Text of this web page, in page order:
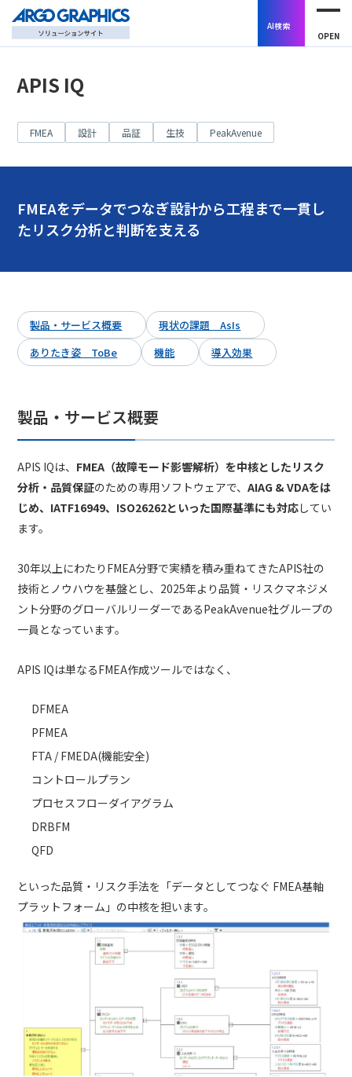
AI検索
OPEN
APIS IQ
FMEA 設計 品証 生技 PeakAvenue
FMEAをデータでつなぎ設計から工程まで一貫し
たリスク分析と判断を支える
製品・サービス概要
現状の課題 AsIs
ありたき姿 ToBe
機能 導入効果
製品・サービス概要
APIS IQは、 FMEA（故障モード影響解析）を中核としたリスク
分析・品質保証のための専用ソフトウェアで、AIAG & VDAをは
じめ、IATF16949、ISO26262といった国際基準にも対応してい
ます。
30年以上にわたりFMEA分野で実績を積み重ねてきたAPIS社の
技術とノウハウを基盤とし、2025年より品質・リスクマネジメ
ント分野のグローバルリーダーであるPeakAvenue社グループの
一員となっています。
APIS IQは単なるFMEA作成ツールではなく、
DFMEA
PFMEA
FTA / FMEDA(機能安全)
コントロールプラン
プロセスフローダイアグラム
DRBFM
QFD
といった品質・リスク手法を「データとしてつなぐ FMEA基軸
プラットフォーム」の中核を担います。